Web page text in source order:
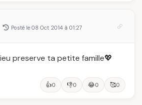
Posté le 08 Oct 2014 à 01:27
preserve ta petite famille💖
👍0 👎0 😂0 🥰0